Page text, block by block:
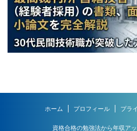
ホーム プロフィール プラ
資格合格の勉強法から年収ア